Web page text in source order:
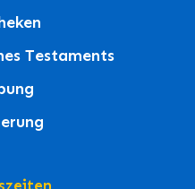
Testaments